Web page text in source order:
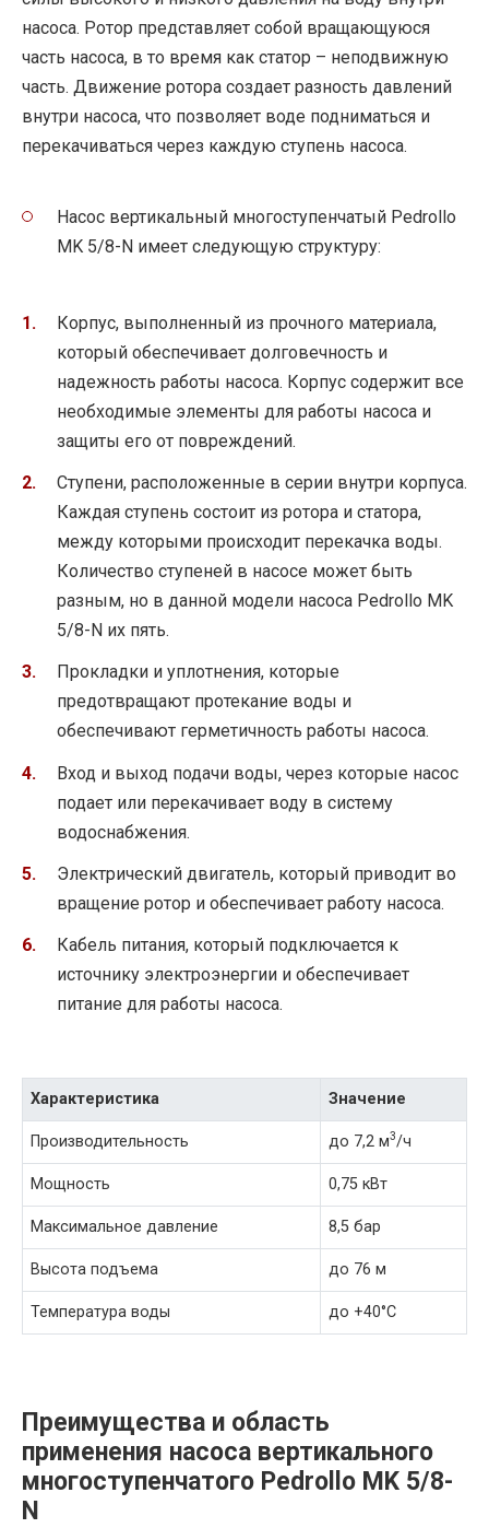
насоса. Ротор представляет собой вращающуюся
часть насоса, в то время как статор – неподвижную
часть. Движение ротора создает разность давлений
внутри насоса, что позволяет воде подниматься и
перекачиваться через каждую ступень насоса.
Насос вертикальный многоступенчатый Pedrollo
MK 5/8-N имеет следующую структуру:
Корпус, выполненный из прочного материала,
который обеспечивает долговечность и
надежность работы насоса. Корпус содержит все
необходимые элементы для работы насоса и
защиты его от повреждений.
Ступени, расположенные в серии внутри корпуса.
Каждая ступень состоит из ротора и статора,
между которыми происходит перекачка воды.
Количество ступеней в насосе может быть
разным, но в данной модели насоса Pedrollo MK
5/8-N их пять.
Прокладки и уплотнения, которые
предотвращают протекание воды и
обеспечивают герметичность работы насоса.
Вход и выход подачи воды, через которые насос
подает или перекачивает воду в систему
водоснабжения.
Электрический двигатель, который приводит во
вращение ротор и обеспечивает работу насоса.
Кабель питания, который подключается к
источнику электроэнергии и обеспечивает
питание для работы насоса.
Характеристика Значение
Производительность до 7,2 м3/ч
Мощность 0,75 кВт
Максимальное давление 8,5 бар
Высота подъема до 76 м
Температура воды до +40°C
Преимущества и область
применения насоса вертикального
многоступенчатого Pedrollo MK 5/8-
N